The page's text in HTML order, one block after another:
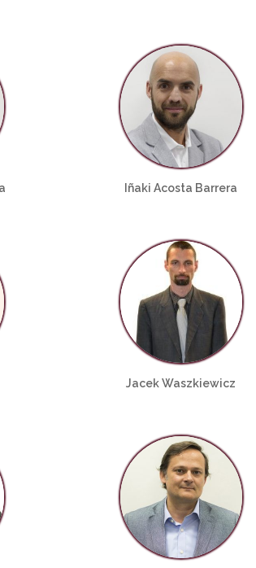
Iñaki Acosta Barrera
Jacek Waszkiewicz